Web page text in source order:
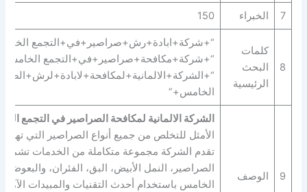
7 الخبراء 150
8
كلمات
البحث
الرئيسية
“+شركة+ابادة+رش+صراصير+في+التجمع
“+شركة+مكافحة+صراصير+في+التجمع
الخامس+”
9 الوصف
الشركة الالمانية لمكافحة الصراصير في التجمع
الأمثل للتخلص من جميع أنواع الصراصير التي
تقدم الشركة مجموعة متكاملة من الخدمات تشمل
الصراصير، النمل الأبيض، البق، الفئران، والبعوض
الخامس باستخدام أحدث التقنيات والمبيدات الآمنة